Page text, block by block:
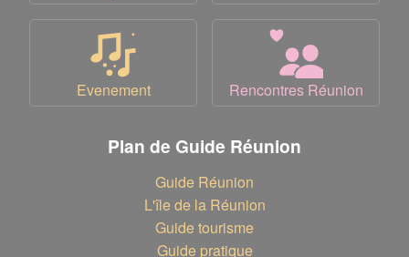
Evenement Rencontres Réunion
Plan de Guide Réunion
Guide Réunion
L'île de la Réunion
Guide tourisme
Guide pratique